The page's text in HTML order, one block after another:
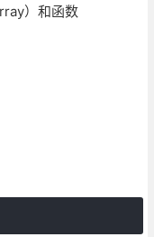
）和函数